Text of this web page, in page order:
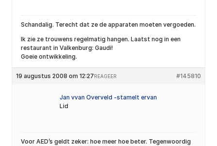
Schandalig. Terecht dat ze de apparaten moeten vergoeden.
Ik zie ze trouwens regelmatig hangen. Laatst nog in een
restaurant in Valkenburg: Gaudi!
Goeie ontwikkeling.
19 augustus 2008 om 12:27 #145810
REAGEER
Jan vvan Overveld -stamelt ervan
Lid
Voor AED’s geldt zeker: hoe meer hoe beter. Tegenwoordig